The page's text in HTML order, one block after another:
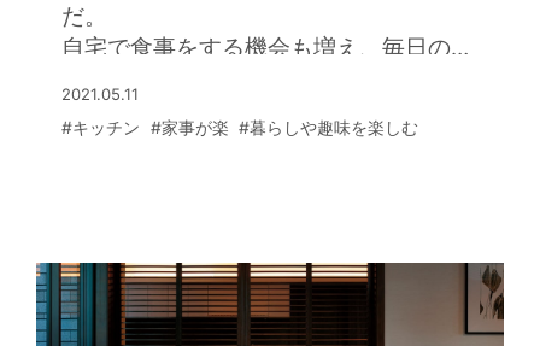
だ。
自宅で食事をする機会も増え、毎日の暮
キッチンへの要望やトレンドなどは、ど
2021.05.11
#キッチン #家事が楽 #暮らしや趣味を楽しむ